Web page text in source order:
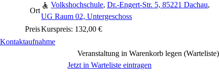
Ort
Volkshochschule, Dr.-Engert-Str. 5, 85221 Dachau,
UG Raum 02, Untergeschoss
PreisKurspreis: 132,00 €
Kontaktaufnahme
Veranstaltung in Warenkorb legen (Warteliste)
Jetzt in Warteliste eintragen